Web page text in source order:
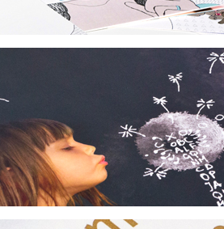
Sprache lernen, ein
scoyo GmbH